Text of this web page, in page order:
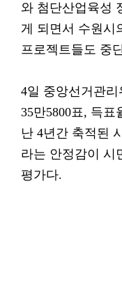
와 첨단산업육성
게 되면서 수원시
프로젝트들도 중
4일 중앙선거관
35만5800표, 득표
난 4년간 축적된
라는 안정감이 시
평가다.